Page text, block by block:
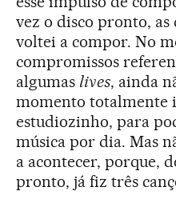
vez o disco pronto, as
voltei a compor. No
compromissos
algumas lives, ainda
momento totalmente
estudiozinho, para
música por dia. Mas
a acontecer, porque,
pronto, já fiz três